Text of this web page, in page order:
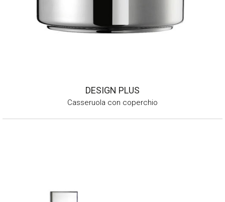
DESIGN PLUS
Casseruola con coperchio